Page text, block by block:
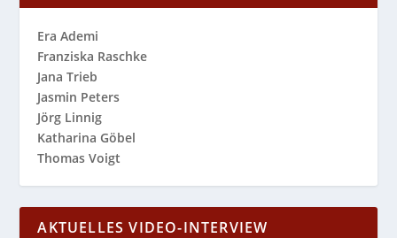
Era Ademi
Franziska Raschke
Jana Trieb
Jasmin Peters
Jörg Linnig
Katharina Göbel
Thomas Voigt
AKTUELLES VIDEO-INTERVIEW